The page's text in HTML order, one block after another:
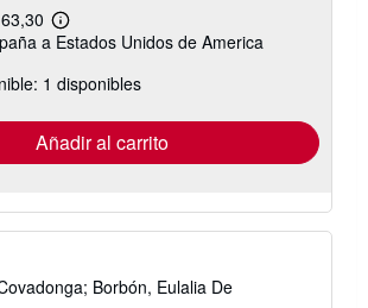
Más
información
las
tarifas
envío
a Estados Unidos de America
1 disponibles
Añadir al carrito
Borbón, Eulalia De